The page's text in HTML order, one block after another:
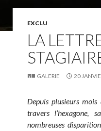
EXCLU
LA
GALERIE 20
Depuis plusieurs
travers l’hexagone,
nombreuses